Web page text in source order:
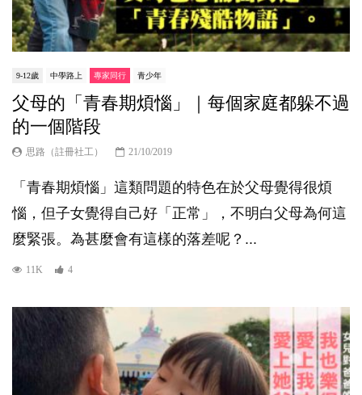
9-12歲 中學路上 專家同行 青少年
父母的「青春期煩惱」｜每個家庭都躲不過
的一個階段
思路（註冊社工） 21/10/2019
「青春期煩惱」這類問題的特色在於父母覺得很煩
惱，但子女覺得自己好「正常」，不明白父母為何這
麼緊張。為甚麼會有這樣的落差呢？...
11K 4